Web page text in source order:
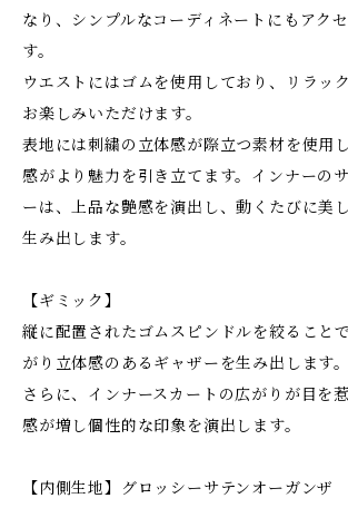
なり、シンプルなコーディネートにもアク
す。
ウエストにはゴムを使用しており、リラッ
お楽しみいただけます。
表地には刺繍の立体感が際立つ素材を使用
感がより魅力を引き立てます。インナーの
ーは、上品な艶感を演出し、動くたびに美
生み出します。
【ギミック】
縦に配置されたゴムスピンドルを絞ること
がり立体感のあるギャザーを生み出します。
さらに、インナースカートの広がりが目を
感が増し個性的な印象を演出します。
【内側生地】グロッシーサテンオーガンザ